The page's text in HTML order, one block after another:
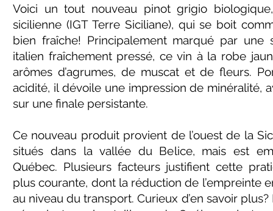
Voici un tout nouveau pinot grigio
sicilienne (IGT Terre Siciliane), qui se boit
bien fraîche! Principalement marqué par une
italien fraîchement pressé, ce vin à la robe
arômes d’agrumes, de muscat et de fleurs.
acidité, il dévoile une impression de minéralité,
sur une finale persistante.
Ce nouveau produit provient de l’ouest de la
situés dans la vallée du Belice, mais est
Québec. Plusieurs facteurs justifient cette
plus courante, dont la réduction de l’empreinte
au niveau du transport. Curieux d’en savoir plus?